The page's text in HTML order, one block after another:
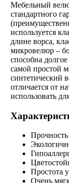
Мебельный
стандартного
используется
длине ворса,
микровелюр –
способна
самой простой
синтетический
отличается от
использовать
Прочность
Простота
Очень